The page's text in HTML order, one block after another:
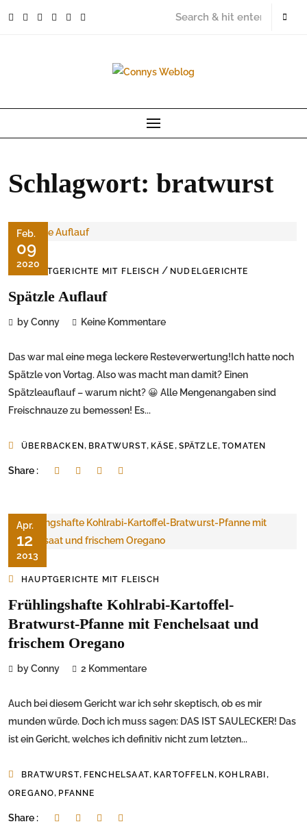
Schlagwort: bratwurst
Feb.
09
2020
HAUPTGERICHTE MIT FLEISCH / NUDELGERICHTE
Spätzle Auflauf
by Conny Keine Kommentare
Das war mal eine mega leckere Resteverwertung!Ich hatte noch
Spätzle von Vortag. Also was macht man damit? Einen
Spätzleauflauf – warum nicht? 😀 Alle Mengenangaben sind
Freischnauze zu bemessen! Es...
ÜBERBACKEN, BRATWURST, KÄSE, SPÄTZLE,TOMATEN
Share :
Apr.
12
2013
HAUPTGERICHTE MIT FLEISCH
Frühlingshafte Kohlrabi-Kartoffel-
Bratwurst-Pfanne mit Fenchelsaat und
frischem Oregano
by Conny 2 Kommentare
Auch bei diesem Gericht war ich sehr skeptisch, ob es mir
munden würde. Doch ich muss sagen: DAS IST SAULECKER! Das
ist ein Gericht, welches ich definitiv nicht zum letzten...
BRATWURST, FENCHELSAAT, KARTOFFELN, KOHLRABI,
OREGANO, PFANNE
Share :